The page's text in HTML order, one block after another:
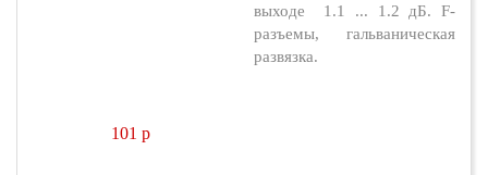
101 p
выходе 1.1 ... 1.2 дБ. F-
разъемы, гальваническая
развязка.